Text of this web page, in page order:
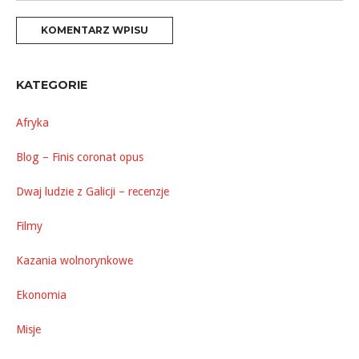
KATEGORIE
Afryka
Blog – Finis coronat opus
Dwaj ludzie z Galicji – recenzje
Filmy
Kazania wolnorynkowe
Ekonomia
Misje